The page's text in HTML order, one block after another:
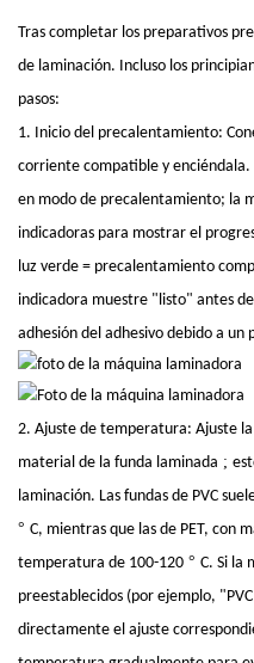
Tras completar los preparativos
de laminación. Incluso los
pasos:
1. Inicio del precalentamiento:
corriente compatible y
en modo de precalentamiento; la
indicadoras para mostrar el
luz verde = precalentamiento
indicadora muestre "listo" antes
adhesión del adhesivo debido a
2. Ajuste de temperatura: Ajuste
material de la funda laminada ;
laminación. Las fundas de PVC
° C, mientras que las de PET, con
temperatura de 100-120 ° C. Si la
preestablecidos (por ejemplo,
directamente el ajuste